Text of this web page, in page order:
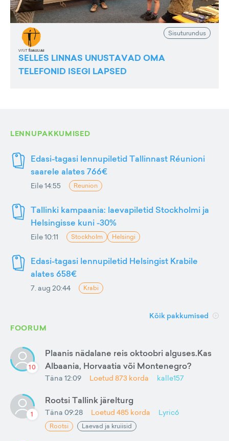
Sisuturundus
SELLES LINNAS UNUSTAVAD OMA
TELEFONID ISEGI LAPSED
LENNUPAKKUMISED
Edasi-tagasi lennupiletid Tallinnast Réunioni
saarele alates 766€
Eile 14:55 Reunion
Tallinki kampaania: laevapiletid Stockholmi ja
Helsingisse kuni -30%
Eile 10:11 Stockholm Helsingi
Edasi-tagasi lennupiletid Helsingist Krabile
alates 658€
7. aug 20:44 Krabi
Kõik pakkumised
FOORUM
10
Plaanis nädalane reis oktoobri alguses.Kas
Albaania, Horvaatia või Montenegro?
Täna 12:09 Loetud 873 korda kalle157
1
Rootsi Tallink järelturg
Täna 09:28 Loetud 485 korda Lyric6
Rootsi Laevad ja kruiisid